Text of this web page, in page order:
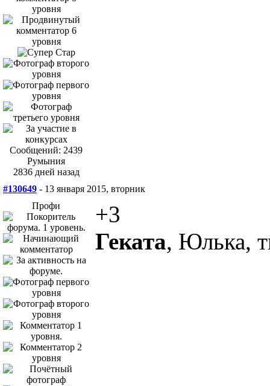
Сообщений: 2439
Румыния
2836 дней назад
#130649 - 13 января 2015, вторник
Профи
+3
Геката, Юлька,